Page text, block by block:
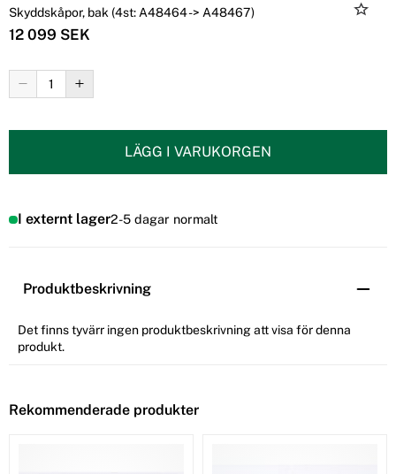
Skyddskåpor, bak (4st: A48464 -> A48467)
12 099 SEK
LÄGG I VARUKORGEN
I externt lager2-5 dagar normalt
Produktbeskrivning
Det finns tyvärr ingen produktbeskrivning att visa för denna
produkt.
Rekommenderade produkter